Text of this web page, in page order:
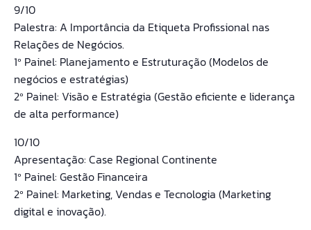
9/10
Palestra: A Importância da Etiqueta Profissional nas
Relações de Negócios.
1º Painel: Planejamento e Estruturação (Modelos de
negócios e estratégias)
2º Painel: Visão e Estratégia (Gestão eficiente e liderança
de alta performance)
10/10
Apresentação: Case Regional Continente
1º Painel: Gestão Financeira
2º Painel: Marketing, Vendas e Tecnologia (Marketing
digital e inovação).